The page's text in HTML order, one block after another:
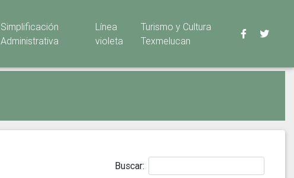
Simplificación
Administrativa
Línea
violeta
Turismo y Cultura
Texmelucan
Buscar: